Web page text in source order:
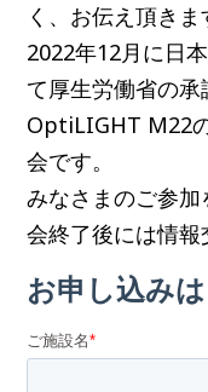
く、お伝え頂きま
2022年12月に日
て厚生労働省の
OptiLIGHT M22
会です。
みなさまのご参加
会終了後には情報